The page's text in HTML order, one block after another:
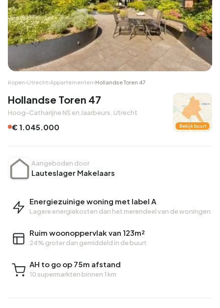
Kopen›Utrecht›Appartementen›Hollandse Toren 47
Hollandse Toren 47
Hoog-Catharijne NS en Jaarbeurs, Utrecht
€ 1.045.000 Bekijk buurt
Energiezuinige woning met label A
Lagere energiekosten dan het merendeel van de woningen
Ruim woonoppervlak van 123m²
24% groter dan gemiddeld in de buurt
AH to go op 75m afstand
10 supermarkten binnen 1 km
Aangeboden door
Lauteslager Makelaars